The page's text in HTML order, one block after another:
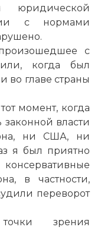
юридической
с нормами
с
когда был
во главе страны
момент, когда
власти
ни США, ни
я был приятно
в частности,
переворот
зрения